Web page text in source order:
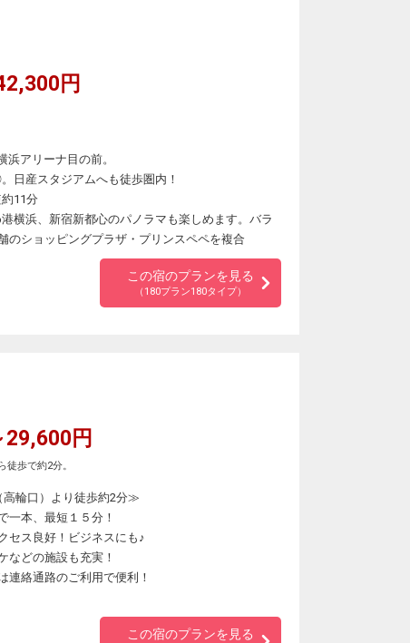
円
アリーナ目の前。
日産スタジアムへも徒歩圏内！
11分
横浜、新宿新都心のパノラマも楽しめます。バラ
のショッピングプラザ・プリンスペペを複合
この宿のプランを見る
（180プラン180タイプ）
円
歩で約2分。
輪口）より徒歩約2分≫
一本、最短１５分！
セス良好！ビジネスにも♪
などの施設も充実！
連絡通路のご利用で便利！
この宿のプランを見る